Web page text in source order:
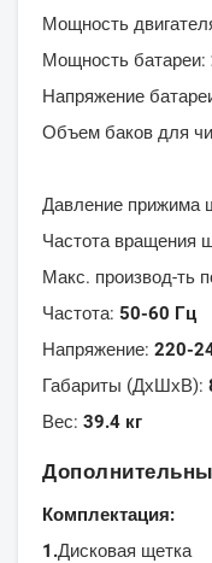
Мощность
Мощность батареи:
Напряжение
Объем баков для
Давление прижима
Частота вращения
Макс. производ-ть
Частота: 50-60 Гц
Напряжение: 220-
Габариты (ДхШхВ):
Вес: 39.4 кг
Комплектация:
1.Дисковая щетка